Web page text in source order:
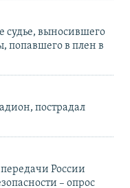
судье, выносившего
попавшего в плен в
пострадал
России
– опрос